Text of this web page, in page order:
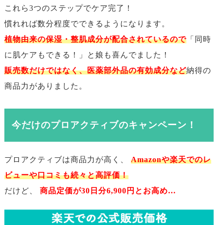
これら3つのステップでケア完了！
慣れれば数分程度でできるようになります。
植物由来の保湿・整肌成分が配合されているので「同時
に肌ケアもできる！」と娘も喜んでました！
販売数だけではなく、医薬部外品の有効成分など納得の
商品力がありました。
今だけのプロアクティブのキャンペーン！
プロアクティブは商品力が高く、 Amazonや楽天でのレ
ビューや口コミも続々と高評価！
だけど、 商品定価が30日分6,900円とお高め…